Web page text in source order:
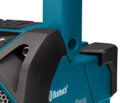
verlanglijst